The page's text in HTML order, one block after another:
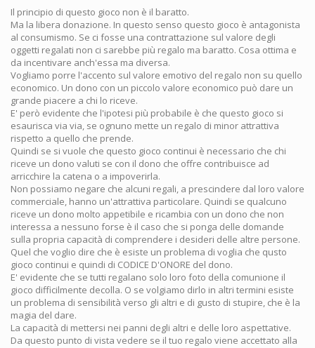
Il principio di questo gioco non è il baratto.
Ma la libera donazione. In questo senso questo gioco è antagonista
al consumismo. Se ci fosse una contrattazione sul valore degli
oggetti regalati non ci sarebbe più regalo ma baratto. Cosa ottima e
da incentivare anch'essa ma diversa.
Vogliamo porre l'accento sul valore emotivo del regalo non su quello
economico. Un dono con un piccolo valore economico può dare un
grande piacere a chi lo riceve.
E' però evidente che l'ipotesi più probabile è che questo gioco si
esaurisca via via, se ognuno mette un regalo di minor attrattiva
rispetto a quello che prende.
Quindi se si vuole che questo gioco continui è necessario che chi
riceve un dono valuti se con il dono che offre contribuisce ad
arricchire la catena o a impoverirla.
Non possiamo negare che alcuni regali, a prescindere dal loro valore
commerciale, hanno un'attrattiva particolare. Quindi se qualcuno
riceve un dono molto appetibile e ricambia con un dono che non
interessa a nessuno forse è il caso che si ponga delle domande
sulla propria capacità di comprendere i desideri delle altre persone.
Quel che voglio dire che è esiste un problema di voglia che qusto
gioco continui e quindi di CODICE D'ONORE del dono.
E' evidente che se tutti regalano solo loro foto della comunione il
gioco difficilmente decolla. O se volgiamo dirlo in altri termini esiste
un problema di sensibilità verso gli altri e di gusto di stupire, che è la
magia del dare.
La capacità di mettersi nei panni degli altri e delle loro aspettative.
Da questo punto di vista vedere se il tuo regalo viene accettato alla